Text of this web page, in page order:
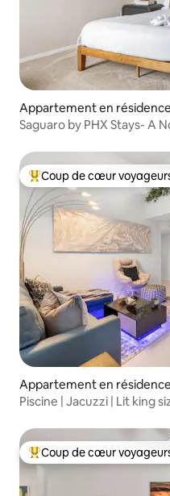
Appartement en
Saguaro by PHX Stays- A
Coups de cœur voyageurs
Coup de cœur
Appartement en
Piscine | Jacuzzi | Lit king
Coups de cœur voyageurs
Coup de cœur